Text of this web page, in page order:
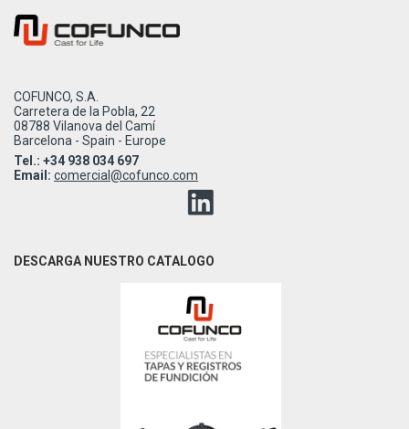
COFUNCO, S.A.
Carretera de la Pobla, 22
08788 Vilanova del Camí
Barcelona - Spain - Europe
Tel.: +34 938 034 697
Email: comercial@cofunco.com
DESCARGA NUESTRO CATALOGO